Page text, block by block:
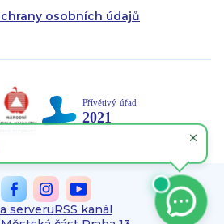
osobních údajů
serveruRSS kanál